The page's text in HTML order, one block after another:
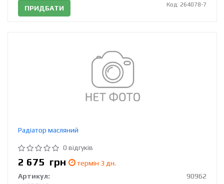
ПРИДБАТИ Код: 264078-7
Радіатор масляний
0 відгуків
2 675 грн
термін 3 дн.
Артикул:
90962